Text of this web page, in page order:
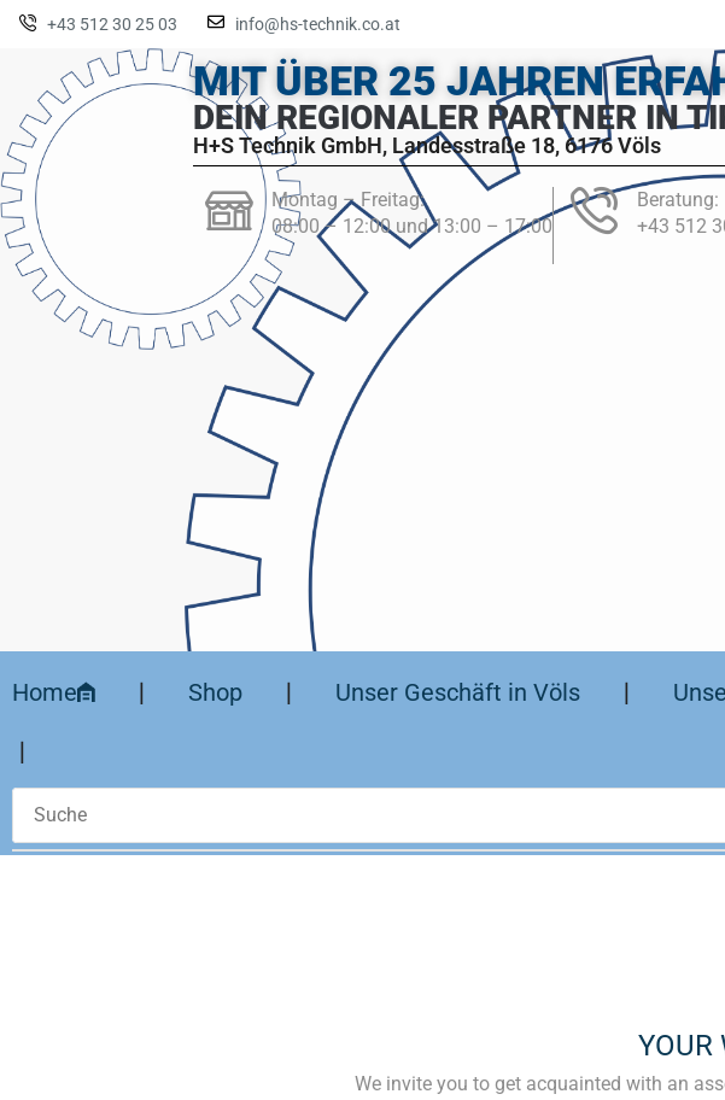
+43 512 30 25 03 info@hs-technik.co.at
MIT ÜBER 25 JAHREN
DEIN REGIONALER PARTNER IN
H+S Technik GmbH, Landesstraße 18, 6176 Völs
Montag – Freitag:
08:00 – 12:00 und 13:00 – 17:00
Beratung:
+43 512
Home ❘ Shop ❘ Unser Geschäft in Völs ❘
❘
YOUR
We invite you to get acquainted with an